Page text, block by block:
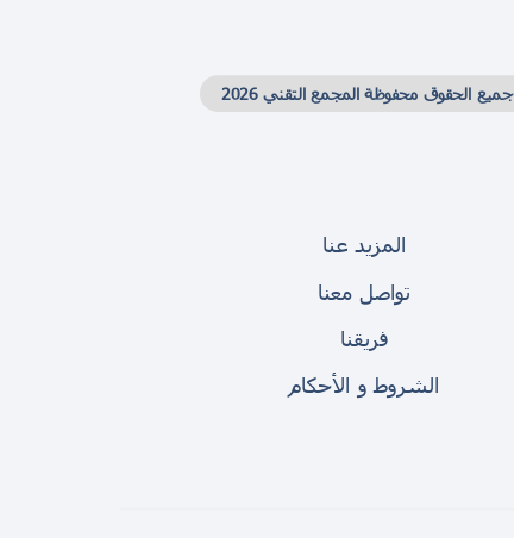
جميع الحقوق محفوظة المجمع التقني 2026
المزيد عنا
تواصل معنا
فريقنا
الشروط و الأحكام